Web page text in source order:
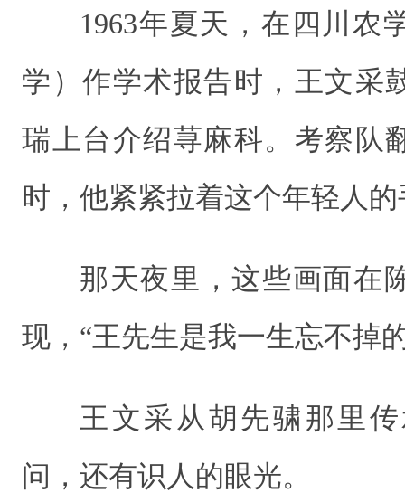
1963年夏天，在四川农
学）作学术报告时，王文采
瑞上台介绍荨麻科。考察队
时，他紧紧拉着这个年轻人
那天夜里，这些画面在
现，“王先生是我一生忘不掉
王文采从胡先骕那里
问，还有识人的眼光。